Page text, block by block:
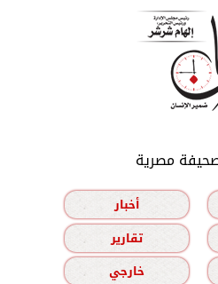
مصرية
أخبار
تقارير
خارجي